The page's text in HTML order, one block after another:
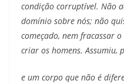
condição corruptível. Não
domínio sobre nós; não
começado, nem fracassar
criar os homens. Assumiu,
e um corpo que não é